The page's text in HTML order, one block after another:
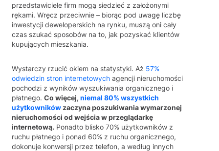
przedstawiciele firm mogą siedzieć z założonymi
rękami. Wręcz przeciwnie – biorąc pod uwagę liczbę
inwestycji deweloperskich na rynku, muszą oni cały
czas szukać sposobów na to, jak pozyskać klientów
kupujących mieszkania.
Wystarczy rzucić okiem na statystyki. Aż 57%
odwiedzin stron internetowych agencji nieruchomości
pochodzi z wyników wyszukiwania organicznego i
płatnego. Co więcej, niemal 80% wszystkich
użytkowników zaczyna poszukiwania wymarzonej
nieruchomości od wejścia w przeglądarkę
internetową. Ponadto blisko 70% użytkowników z
ruchu płatnego i ponad 60% z ruchu organicznego,
dokonuje konwersji przez telefon, a według innych